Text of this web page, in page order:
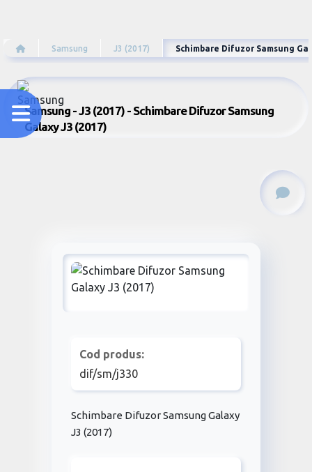
Samsung J3 (2017) Schimbare Difuzor Samsung
Samsung - J3 (2017) - Schimbare Difuzor Samsung
Galaxy J3 (2017)
Cod produs:
dif/sm/j330
Schimbare Difuzor Samsung Galaxy
J3 (2017)